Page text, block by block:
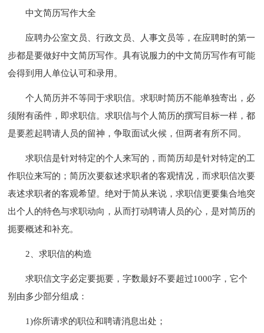
中文简历写作大全
应聘办公室文员、行政文员、人事文员等，在应聘时的第一
步都是要做好中文简历写作。具有说服力的中文简历写作有可能
会得到用人单位认可和录用。
个人简历并不等同于求职信。求职时简历不能单独寄出，必
须附有函件，即求职信。求职信与个人简历的撰写目标一样，都
是要惹起聘请人员的留神，争取面试火候，但两者有所不同。
求职信是针对特定的个人来写的，而简历却是针对特定的工
作职位来写的；简历次要叙述求职者的客观情况，而求职信次要
表述求职者的客观希望。绝对于简从来说，求职信更要集合地突
出个人的特色与求职动向，从而打动聘请人员的心，是对简历的
扼要概述和补充。
2、求职信的构造
求职信文字必定要扼要，字数最好不要超过1000字，它个
别由多少部分组成：
1)你所请求的职位和聘请消息出处；